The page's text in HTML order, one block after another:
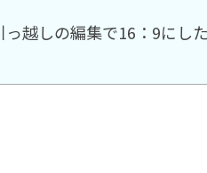
越しの編集で16：9にし